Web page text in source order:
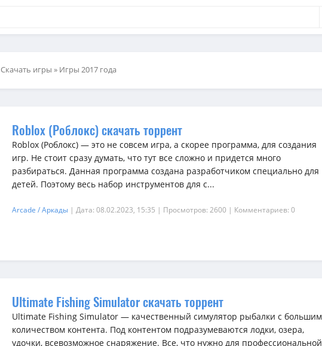
Скачать игры » Игры 2017 года
Roblox (Роблокс) скачать торрент
Roblox (Роблокс) — это не совсем игра, а скорее программа, для создания
игр. Не стоит сразу думать, что тут все сложно и придется много
разбираться. Данная программа создана разработчиком специально для
детей. Поэтому весь набор инструментов для с...
Arcade / Аркады | Дата: 08.02.2023, 15:35 | Просмотров: 2600 | Комментариев: 0
Ultimate Fishing Simulator скачать торрент
Ultimate Fishing Simulator — качественный симулятор рыбалки с большим
количеством контента. Под контентом подразумеваются лодки, озера,
удочки, всевозможное снаряжение. Все, что нужно для профессиональной